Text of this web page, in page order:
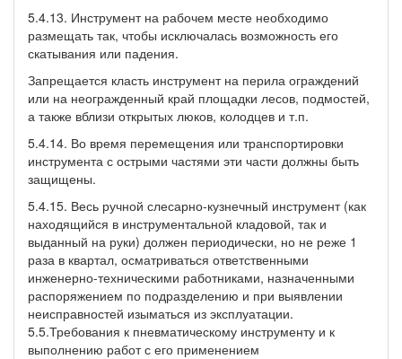
5.4.13. Инструмент на рабочем месте необходимо
размещать так, чтобы исключалась возможность его
скатывания или падения.
Запрещается класть инструмент на перила ограждений
или на неогражденный край площадки лесов, подмостей,
а также вблизи открытых люков, колодцев и т.п.
5.4.14. Во время перемещения или транспортировки
инструмента с острыми частями эти части должны быть
защищены.
5.4.15. Весь ручной слесарно-кузнечный инструмент (как
находящийся в инструментальной кладовой, так и
выданный на руки) должен периодически, но не реже 1
раза в квартал, осматриваться ответственными
инженерно-техническими работниками, назначенными
распоряжением по подразделению и при выявлении
неисправностей изыматься из эксплуатации.
5.5.Требования к пневматическому инструменту и к
выполнению работ с его применением